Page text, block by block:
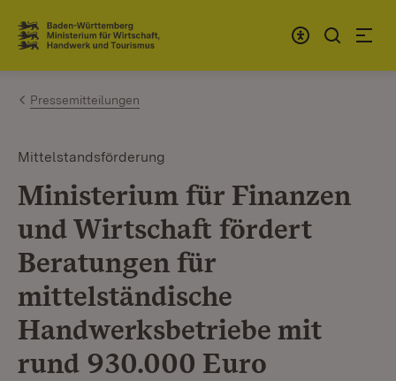
Zum Inhalt springen
Link zur Startseite
Pressemitteilungen
Mittelstandsförderung
Ministerium für Finanzen
und Wirtschaft fördert
Beratungen für
mittelständische
Handwerksbetriebe mit
rund 930.000 Euro